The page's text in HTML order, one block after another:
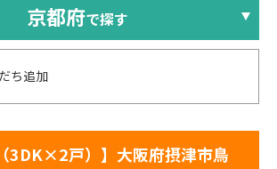
3DK×2戸）】大阪府摂津市鳥
京都府で探す
ち追加